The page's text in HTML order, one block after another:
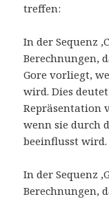
treffen:
In der Sequenz
Berechnungen,
Gore vorliegt,
wird. Dies
Repräsentation
wenn sie durch
beeinflusst wird.
In der Sequenz
Berechnungen,